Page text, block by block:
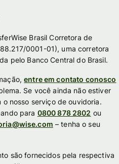
Brasil Corretora de
0001-01), uma corretora
pelo Banco Central do Brasil.
entre em contato conosco
Se você ainda não estiver
nosso serviço de ouvidoria.
para 0800 878 2802 ou
– tenha o seu
são fornecidos pela respectiva